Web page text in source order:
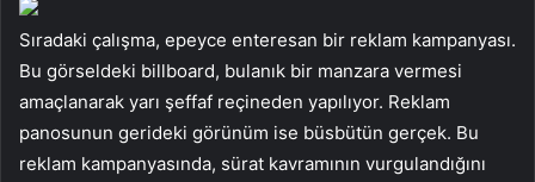
Sıradaki çalışma, epeyce enteresan bir reklam kampanyası.
Bu görseldeki billboard, bulanık bir manzara vermesi
amaçlanarak yarı şeffaf reçineden yapılıyor. Reklam
panosunun gerideki görünüm ise büsbütün gerçek. Bu
reklam kampanyasında, sürat kavramının vurgulandığını